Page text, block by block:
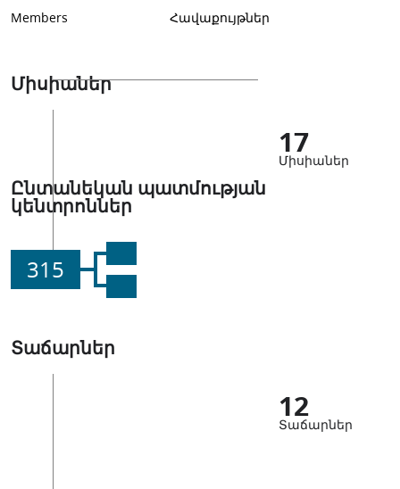
Members Հավաքույթներ
Միսիաներ
17
Միսիաներ
Ընտանեկան պատմության
կենտրոններ
315
Տաճարներ
12
Տաճարներ